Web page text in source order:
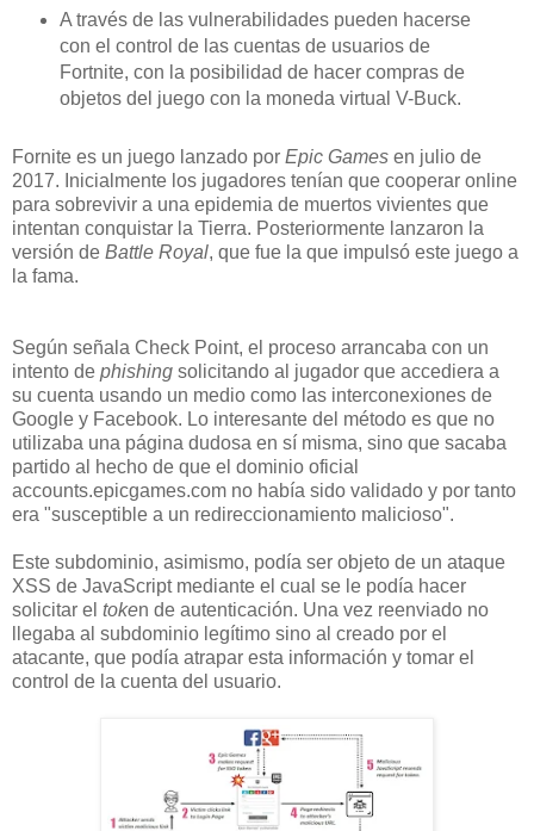
A través de las vulnerabilidades pueden hacerse
con el control de las cuentas de usuarios de
Fortnite, con la posibilidad de hacer compras de
objetos del juego con la moneda virtual V-Buck.
Fornite es un juego lanzado por Epic Games en julio de
2017. Inicialmente los jugadores tenían que cooperar online
para sobrevivir a una epidemia de muertos vivientes que
intentan conquistar la Tierra. Posteriormente lanzaron la
versión de Battle Royal, que fue la que impulsó este juego a
la fama.
Según señala Check Point, el proceso arrancaba con un
intento de phishing solicitando al jugador que accediera a
su cuenta usando un medio como las interconexiones de
Google y Facebook. Lo interesante del método es que no
utilizaba una página dudosa en sí misma, sino que sacaba
partido al hecho de que el dominio oficial
accounts.epicgames.com no había sido validado y por tanto
era "susceptible a un redireccionamiento malicioso".
Este subdominio, asimismo, podía ser objeto de un ataque
XSS de JavaScript mediante el cual se le podía hacer
solicitar el token de autenticación. Una vez reenviado no
llegaba al subdominio legítimo sino al creado por el
atacante, que podía atrapar esta información y tomar el
control de la cuenta del usuario.